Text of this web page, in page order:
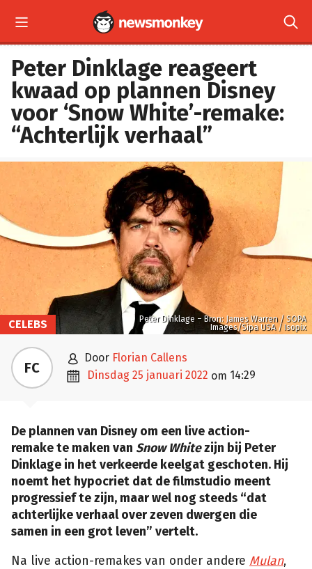
 
Peter Dinklage reageert
kwaad op plannen Disney
voor ‘Snow White’-remake:
“Achterlijk verhaal”
Peter Dinklage – Bron: James Warren / SOPA
Images/Sipa USA / Isopix
CELEBS
FC  door Florian Callens
 dinsdag 25 januari 2022 om 14:29
De plannen van Disney om een live action-
remake te maken van Snow Whitezijn bij Peter
Dinklage in het verkeerde keelgat geschoten. Hij
noemt het hypocriet dat de filmstudio meent
progressief te zijn, maar wel nog steeds “dat
achterlijke verhaal over zeven dwergen die
samen in een grot leven” vertelt.
Na live action-remakes van onder andere Mulan,